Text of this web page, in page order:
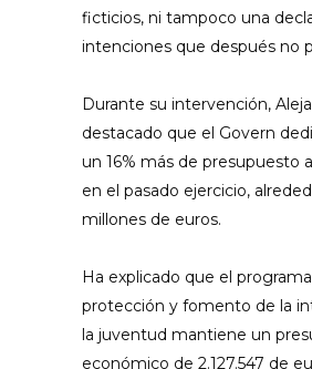
ficticios, ni tampoco una
intenciones que después no
Durante su intervención,
destacado que el Govern
un 16% más de presupuesto
en el pasado ejercicio,
millones de euros.
Ha explicado que el
protección y fomento de la
la juventud mantiene un
económico de 2.127.547 de